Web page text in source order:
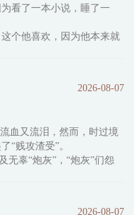
看了一本小说，睡了一
个他喜欢，因为他本来就
都不干——就是躺着。
一天他算到了自己的命定
2026-08-07
血又流泪，然而，时过境
“贱攻渣受”。
无辜“炮灰”，“炮灰”们怨
人渣“渣受”，拯救无辜“炮
2026-08-07